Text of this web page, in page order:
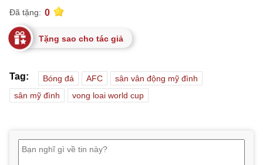
Đã tặng: 0
Tặng sao cho tác giả
Tag: Bóng đá AFC
sân vân động mỹ đình
sân mỹ đình
vong loai world cup